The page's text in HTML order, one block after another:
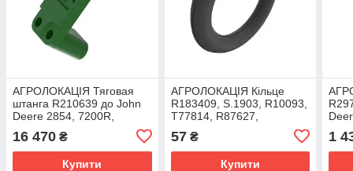
АГРОЛОКАЦІЯ Тяговая
штанга R210639 до John
Deere 2854, 7200R,
8130, 8230 (унікальний ID:
16 470 ₴
Купити
АГРОЛОКАЦІЯ Кільце
R183409, S.1903, R10093,
T77814, R87627,
128483A1 до техніки John
Deere (унікальний ID:
57₴
Купити
1